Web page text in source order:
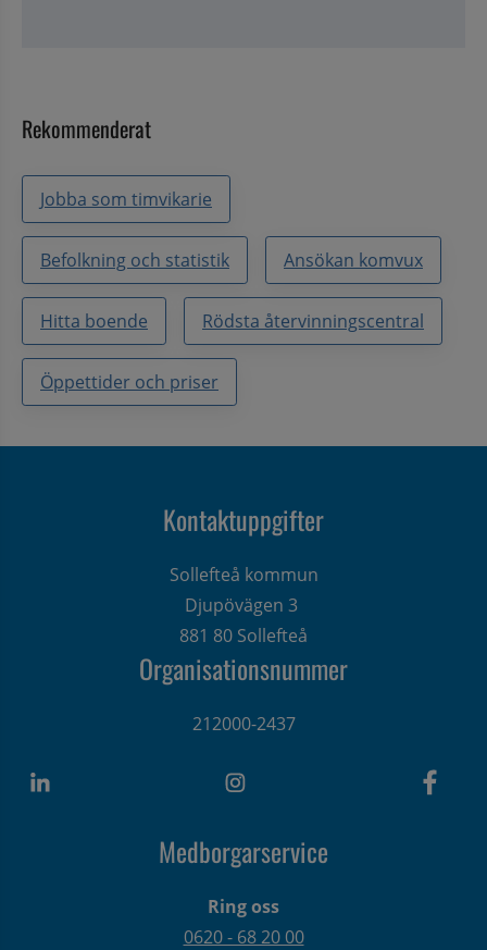
Rekommenderat
Jobba som timvikarie
Befolkning och statistik Ansökan komvux
Hitta boende Rödsta återvinningscentral
Öppettider och priser
Kontaktuppgifter
Sollefteå kommun
Djupövägen 3
881 80 Sollefteå
Organisationsnummer
212000-2437
Medborgarservice
Ring oss
0620 - 68 20 00